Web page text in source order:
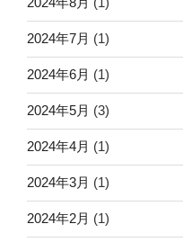
2024年7月 (1)
2024年6月 (1)
2024年5月 (3)
2024年4月 (1)
2024年3月 (1)
2024年2月 (1)